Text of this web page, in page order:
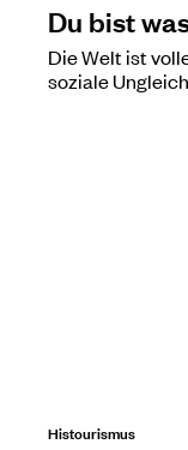
Du bist
Die Welt ist
soziale
Histourismus